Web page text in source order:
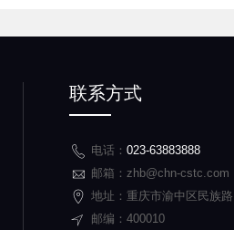
联系方式
电话： 023-63883888
邮箱：zhb@chn-cstc.com
地址：重庆市渝中区民族
邮编：400010